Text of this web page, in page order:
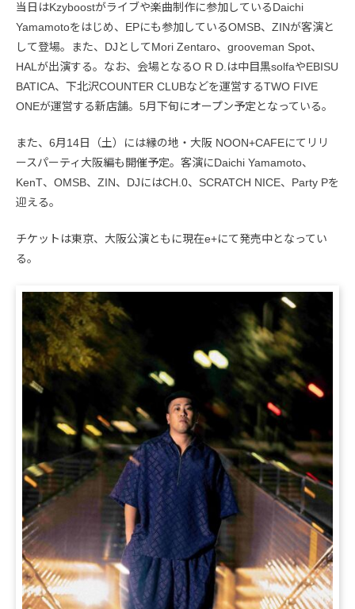
当日はKzyboostがライブや楽曲制作に参加しているDaichi
Yamamotoをはじめ、EPにも参加しているOMSB、ZINが客演と
して登場。また、DJとしてMori Zentaro、grooveman Spot、
HALが出演する。なお、会場となるO R D.は中目黒solfaやEBISU
BATICA、下北沢COUNTER CLUBなどを運営するTWO FIVE
ONEが運営する新店舗。5月下旬にオープン予定となっている。
また、6月14日（土）には縁の地・大阪 NOON+CAFEにてリリ
ースパーティ大阪編も開催予定。客演にDaichi Yamamoto、
KenT、OMSB、ZIN、DJにはCH.0、SCRATCH NICE、Party Pを
迎える。
チケットは東京、大阪公演ともに現在e+にて発売中となってい
る。